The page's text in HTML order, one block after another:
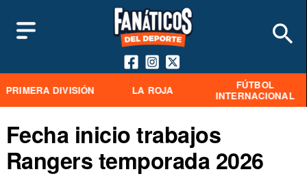
PRIMERA DIVISIÓN LA ROJA
FÚTBOL
INTERNACIONAL
Fecha inicio trabajos
Rangers temporada 2026